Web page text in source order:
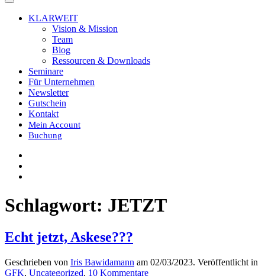
KLARWEIT
Vision & Mission
Team
Blog
Ressourcen & Downloads
Seminare
Für Unternehmen
Newsletter
Gutschein
Kontakt
Mein Account
Buchung
Schlagwort: JETZT
Echt jetzt, Askese???
Geschrieben von Iris Bawidamann am 02/03/2023. Veröffentlicht in
GFK, Uncategorized. 10 Kommentarezu